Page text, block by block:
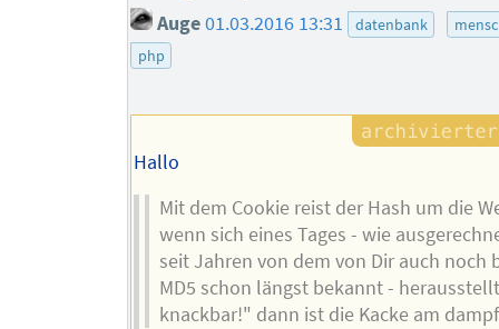
Auge01.03.2016 13:31 datenbank
php
Hallo
Mit dem Cookie reist der Hash um die
wenn sich eines Tages - wie
seit Jahren von dem von Dir auch noch
MD5 schon längst bekannt -
knackbar!" dann ist die Kacke am